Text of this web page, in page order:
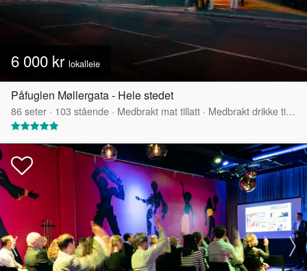
6 000 kr lokalleie
Påfuglen Møllergata - Hele stedet
86seter · 103 stående · Medbrakt mat tillatt · Medbrakt drikke tillatt